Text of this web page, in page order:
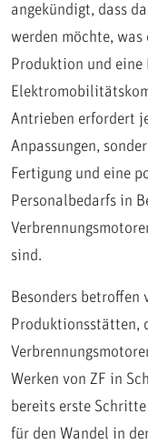
angekündigt, dass
werden möchte,
Produktion und
Antrieben erfordert
Anpassungen,
Fertigung und eine
Personalbedarfs in
sind.
Besonders betroffen
Produktionsstätten,
Werken von ZF in
bereits erste
für den Wandel in